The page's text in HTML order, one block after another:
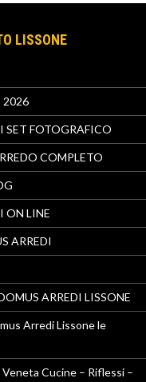
LISSONE
2026
SET FOTOGRAFICO
COMPLETO
ON LINE
ARREDI
ARREDI LISSONE
Arredi Lissone le
Cucine – Riflessi –